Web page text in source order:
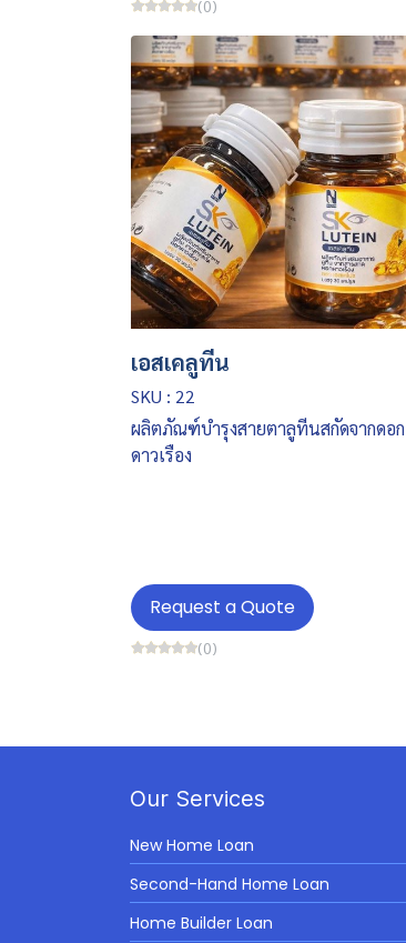
(0)
เอสเคลูทีน
SKU : 22
ผลิตภัณฑ์บำรุงสายตาลูทีนสกัดจากดอก
ดาวเรือง
Request a Quote
(0)
Our Services
New Home Loan
Second-Hand Home Loan
Home Builder Loan